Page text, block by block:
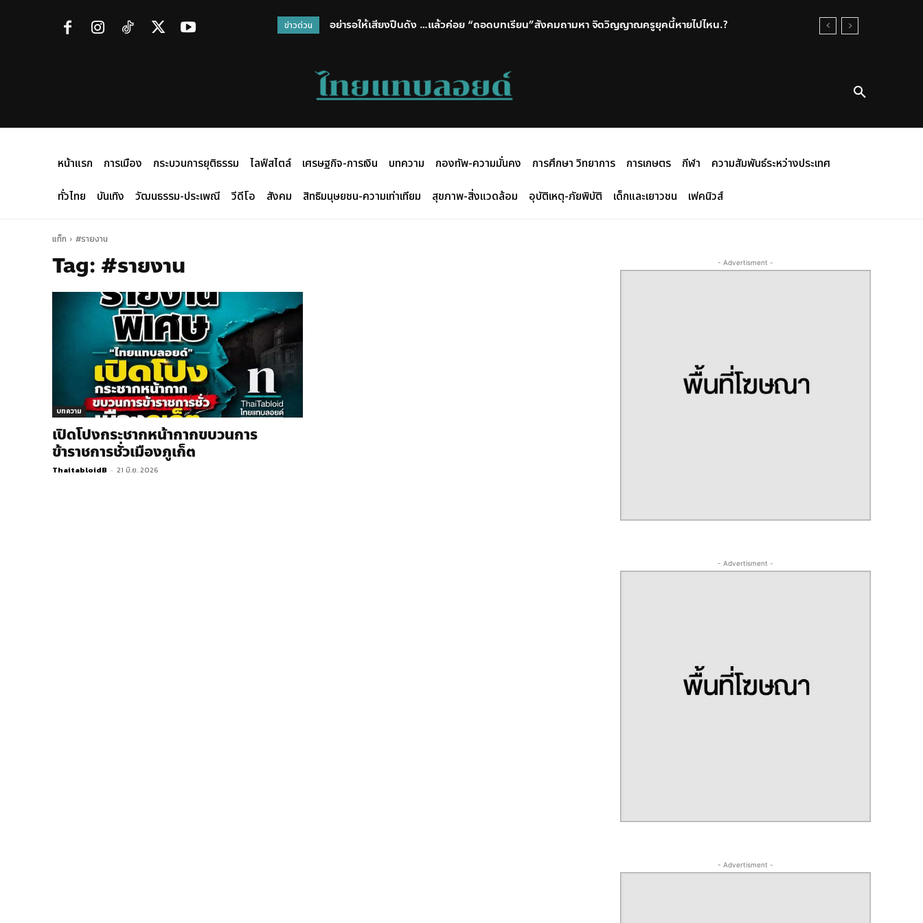
ข่าวด่วน อย่ารอให้เสียงปืนดัง …แล้วค่อย “ถอดบทเรียน”สังคมถามหา จิตวิญญาณครูยุคนี้หายไปไหน.?
หน้าแรก การเมือง กระบวนการยุติธรรม ไลฟ์สไตล์ เศรษฐกิจ-การเงิน บทความ กองทัพ-ความมั่นคง การศึกษา วิทยาการ การเกษตร กีฬา
ความสัมพันธ์ระหว่างประเทศ
ทั่วไทย
บันเทิง วัฒนธรรม-ประเพณี วีดีโอ สังคม สิทธิมนุษยชน-ความเท่าเทียม สุขภาพ-สิ่งแวดล้อม อุบัติเหตุ-ภัยพิบัติ เด็กและเยาวชน เฟคนิวส์
แท็ก #รายงาน
Tag:#รายงาน
บทความ
เปิดโปงกระชากหน้ากากขบวนการ
ข้าราชการชั่วเมืองภูเก็ต
ThaitabloidB - 21 มิ.ย. 2026
- Advertisment -
- Advertisment -
- Advertisment -